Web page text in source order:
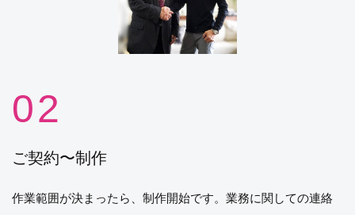
ご契約〜制作
作業範囲が決まったら、制作開始です。業務に関しての連絡